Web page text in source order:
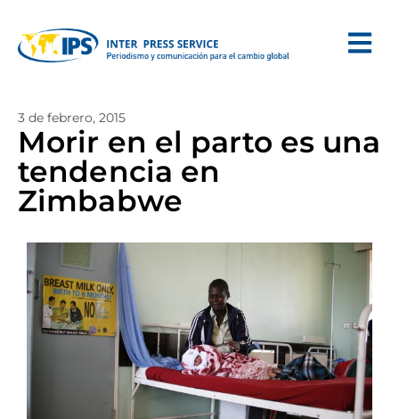
3 de febrero, 2015
Morir en el parto es una
tendencia en
Zimbabwe